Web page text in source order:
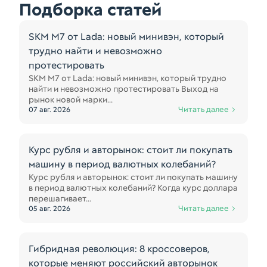
Подборка статей
SKM M7 от Lada: новый минивэн, который
трудно найти и невозможно
протестировать
SKM M7 от Lada: новый минивэн, который трудно
найти и невозможно протестировать Выход на
рынок новой марки...
07 авг. 2026 Читать далее
Курс рубля и авторынок: стоит ли покупать
машину в период валютных колебаний?
Курс рубля и авторынок: стоит ли покупать машину
в период валютных колебаний? Когда курс доллара
перешагивает...
05 авг. 2026 Читать далее
Гибридная революция: 8 кроссоверов,
которые меняют российский авторынок